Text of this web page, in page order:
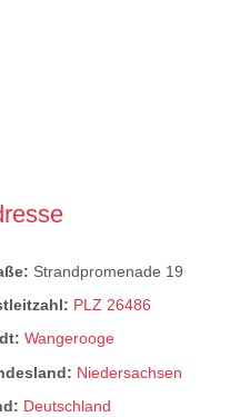
Strandpromenade 19
PLZ 26486
Wangerooge
Niedersachsen
Deutschland